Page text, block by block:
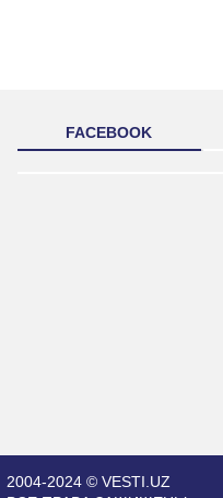
FACEBOOK
2004-2024 © VESTI.UZ